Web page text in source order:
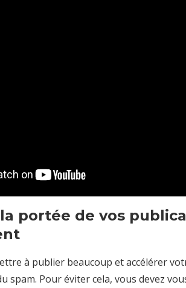
portée de vos
à publier beaucoup et accélérer
spam. Pour éviter cela, vous devez